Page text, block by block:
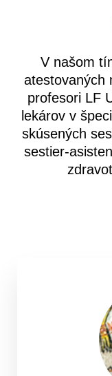
V našom
atestovaných
profesori LF
lekárov v
skúsených
sestier-